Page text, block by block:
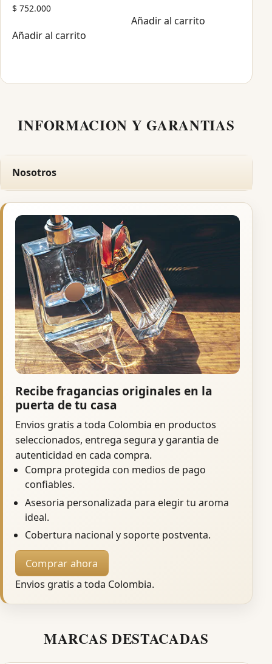
$ 752.000
Añadir al carrito
Añadir al carrito
INFORMACION Y GARANTIAS
Nosotros
Recibe fragancias originales en la
puerta de tu casa
Envios gratis a toda Colombia en productos
seleccionados, entrega segura y garantia de
autenticidad en cada compra.
Compra protegida con medios de pago
confiables.
Asesoria personalizada para elegir tu aroma
ideal.
Cobertura nacional y soporte postventa.
Comprar ahora
Envios gratis a toda Colombia.
MARCAS DESTACADAS